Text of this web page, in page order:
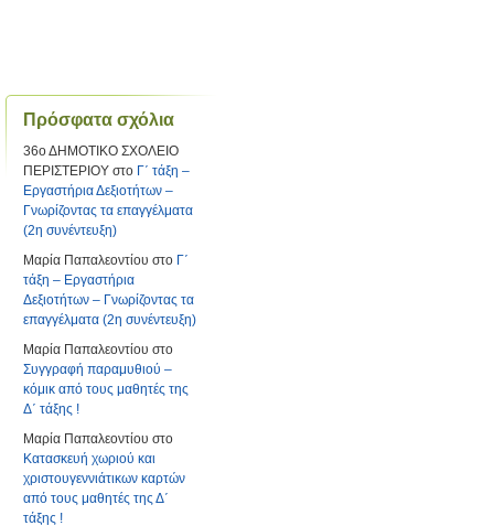
Πρόσφατα σχόλια
36ο ΔΗΜΟΤΙΚΟ ΣΧΟΛΕΙΟ
ΠΕΡΙΣΤΕΡΙΟΥ στο Γ΄ τάξη –
Εργαστήρια Δεξιοτήτων –
Γνωρίζοντας τα επαγγέλματα
(2η συνέντευξη)
Μαρία Παπαλεοντίου στο Γ΄
τάξη – Εργαστήρια
Δεξιοτήτων – Γνωρίζοντας τα
επαγγέλματα (2η συνέντευξη)
Μαρία Παπαλεοντίου στο
Συγγραφή παραμυθιού –
κόμικ από τους μαθητές της
Δ΄ τάξης !
Μαρία Παπαλεοντίου στο
Κατασκευή χωριού και
χριστουγεννιάτικων καρτών
από τους μαθητές της Δ΄
τάξης !